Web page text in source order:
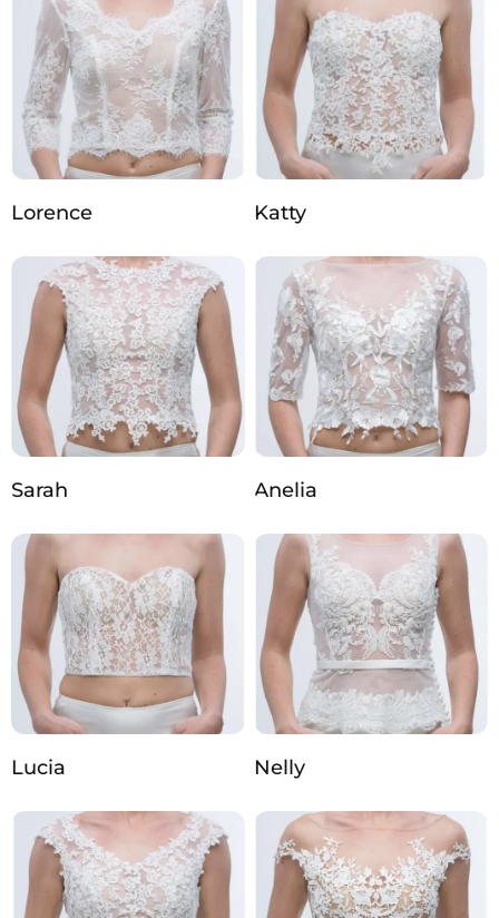
Lorence Katty
Sarah Anelia
Lucia Nelly